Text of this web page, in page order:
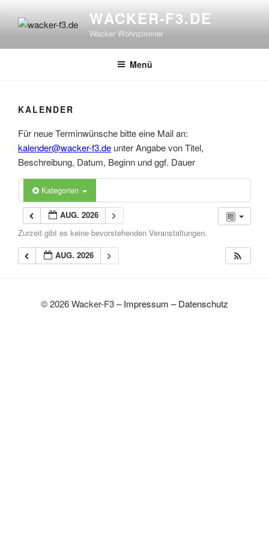
Inhalt
WACKER-F3.DE
Wacker Wohnzimmer
Menü
KALENDER
Für neue Terminwünsche bitte eine Mail an:
kalender@wacker-f3.de unter Angabe von Titel,
Beschreibung, Datum, Beginn und ggf. Dauer
Kategorien
AUG. 2026
Zurzeit gibt es keine bevorstehenden Veranstaltungen.
AUG. 2026
© 2026 Wacker-F3 –Impressum –Datenschutz